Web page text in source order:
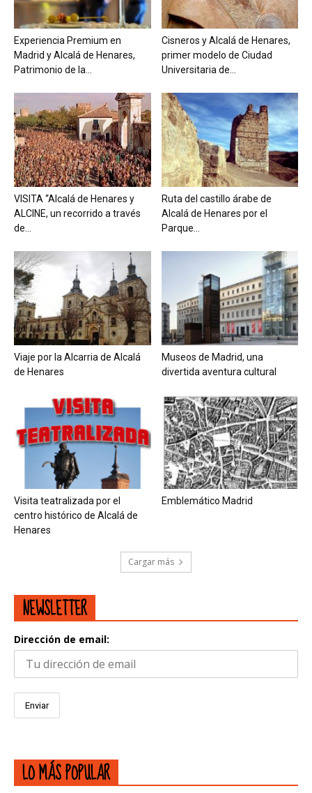
Experiencia Premium en
Madrid y Alcalá de Henares,
Patrimonio de la...
Cisneros y Alcalá de Henares,
primer modelo de Ciudad
Universitaria de...
VISITA “Alcalá de Henares y
ALCINE, un recorrido a través
de...
Ruta del castillo árabe de
Alcalá de Henares por el
Parque...
Viaje por la Alcarria de Alcalá
de Henares
Museos de Madrid, una
divertida aventura cultural
Visita teatralizada por el
centro histórico de Alcalá de
Henares
Emblemático Madrid
Cargar más
NEWSLETTER
Dirección de email:
LO MÁS POPULAR